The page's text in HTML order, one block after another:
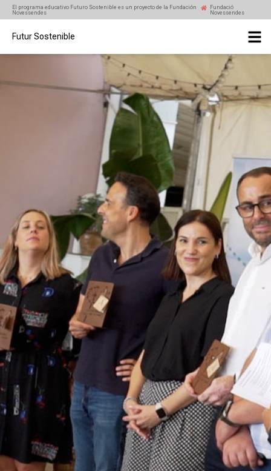
El programa educativo Futuro Sostenible es un proyecto de la Fundación
Novessendes
Fundació
Novessendes
Futur Sostenible